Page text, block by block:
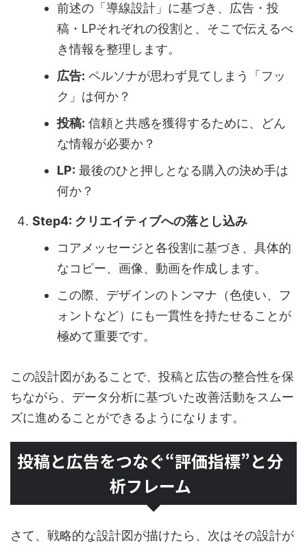
前述の「導線設計」に基づき、広告・投
稿・LPそれぞれの役割と、そこで伝えるべ
き情報を整理します。
広告: ペルソナが思わず見てしまう「フッ
ク」は何か？
投稿: 信頼と共感を獲得するために、どん
な情報が必要か？
LP: 最後のひと押しとなる購入の決め手は
何か？
Step4: クリエイティブへの落とし込み
コアメッセージと各役割に基づき、具体的
なコピー、画像、動画を作成します。
この際、デザインのトンマナ（色使い、フ
ォントなど）にも一貫性を持たせることが
極めて重要です。
この設計図があることで、投稿と広告の整合性を保
ちながら、データ分析に基づいた改善活動をスムー
ズに進めることができるようになります。
投稿と広告をつなぐ“評価指標”と分
析フレーム
さて、戦略的な設計図が描けたら、次はその設計が